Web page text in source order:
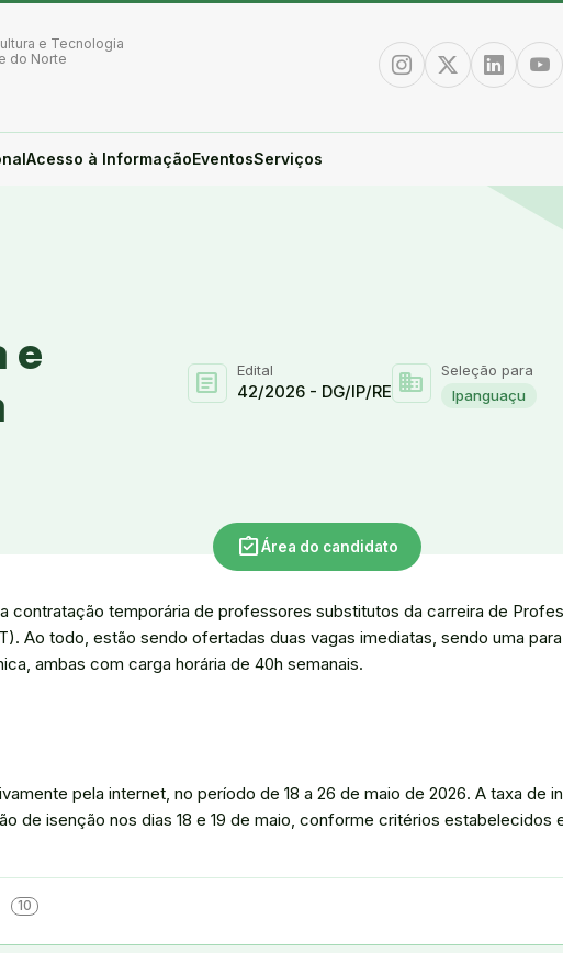
e Tecnologia
do Norte
InstagramTwitter/XLinkedin
Acesso à InformaçãoEventosServiços
e
article Edital
42/2026 - DG/IP/RE domain
Seleção para
Ipanguaçu
assignment_turned_inÁrea do candidato
contratação temporária de professores substitutos da carreira de
Ao todo, estão sendo ofertadas duas vagas imediatas, sendo uma
ambas com carga horária de 40h semanais.
pela internet, no período de 18 a 26 de maio de 2026. A taxa de
de isenção nos dias 18 e 19 de maio, conforme critérios estabelecidos
10